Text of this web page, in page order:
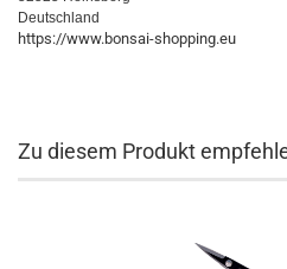
Deutschland
https://www.bonsai-shopping.eu
Zu diesem Produkt